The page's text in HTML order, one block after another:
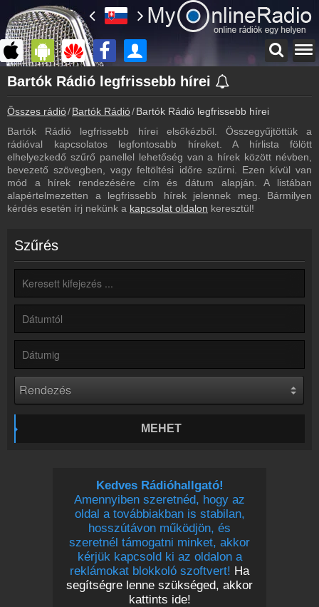
Főoldal
myonlineradio.hu
Bartók Rádió
Vissza a Bartók Rádió oldalára
Bejelentkezés
Hozz létre saját fiókot!
Archívum
Bartók Rádió korábbi adásai
Műsorújság
Kapcsolat
Partnerek
Rádió beágyazás
Ágyazd be weboldaladba
Bartók Rádió legfrissebb hírei
Összes rádió Bartók Rádió Bartók Rádió legfrissebb hírei
Bartók Rádió legfrissebb hírei elsőkézből. Összegyűjtöttük a
rádióval kapcsolatos legfontosabb híreket. A hírlista fölött
elhelyezkedő szűrő panellel lehetőség van a hírek között névben,
bevezető szövegben, vagy feltöltési időre szűrni. Ezen kívül van
mód a hírek rendezésére cím és dátum alapján. A listában
alapértelmezetten a legfrissebb hírek jelennek meg. Bármilyen
kérdés esetén írj nekünk a kapcsolat oldalon keresztül!
Szűrés
MEHET
Kedves Rádióhallgató!
Amennyiben szeretnéd, hogy az
oldal a továbbiakban is stabilan,
hosszútávon működjön, és
szeretnél támogatni minket, akkor
kérjük kapcsold ki az oldalon a
reklámokat blokkoló szoftvert! Ha
segítségre lenne szükséged, akkor
kattints ide!